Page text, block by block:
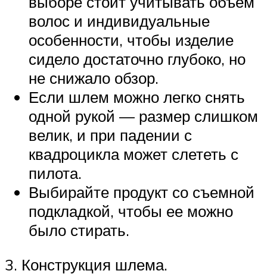
волос и индивидуальные
особенности, чтобы изделие
сидело достаточно глубоко, но
не снижало обзор.
Если шлем можно легко снять
одной рукой — размер слишком
велик, и при падении с
квадроцикла может слететь с
пилота.
Выбирайте продукт со съемной
подкладкой, чтобы ее можно
было стирать.
3. Конструкция шлема.